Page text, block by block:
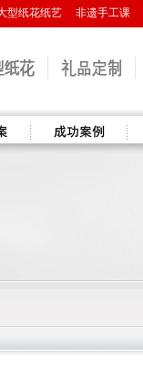
型纸花纸艺 非遗手工课